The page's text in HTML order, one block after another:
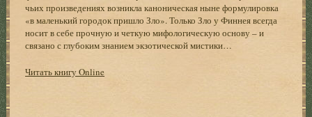
чьих произведениях возникла каноническая ныне формулировка
«в маленький городок пришло Зло». Только Зло у Финнея всегда
носит в себе прочную и четкую мифологическую основу – и
связано с глубоким знанием экзотической мистики…
Читать книгу Online